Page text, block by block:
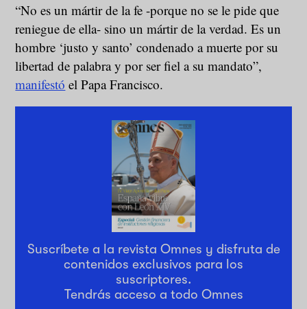
“No es un mártir de la fe -porque no se le pide que
reniegue de ella- sino un mártir de la verdad. Es un
hombre ‘justo y santo’ condenado a muerte por su
libertad de palabra y por ser fiel a su mandato”,
manifestó el Papa Francisco.
Suscríbete a la revista Omnes y disfruta de
contenidos exclusivos para los
suscriptores.
Tendrás acceso a todo Omnes